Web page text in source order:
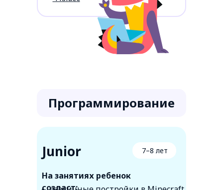
Программирование
7–8 лет
Junior
На занятиях ребенок
создаст: